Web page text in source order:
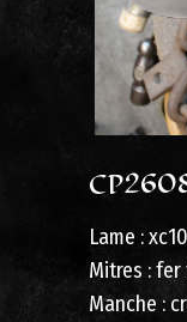
Lame :
Mitres :
Manche :